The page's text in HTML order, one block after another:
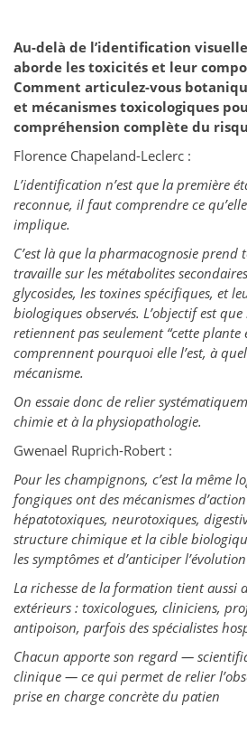
Au-delà de l’identification
aborde les toxicités et leur
Comment articulez-vous
et mécanismes toxicologiques
compréhension complète du
Florence Chapeland-Leclerc :
L’identification n’est que la première
reconnue, il faut comprendre ce
implique.
C’est là que la pharmacognosie prend
travaille sur les métabolites
glycosides, les toxines spécifiques, et
biologiques observés. L’objectif est
retiennent pas seulement “cette plante
comprennent pourquoi elle l’est, à
mécanisme.
On essaie donc de relier
chimie et à la physiopathologie.
Gwenael Ruprich-Robert :
Pour les champignons, c’est la même
fongiques ont des mécanismes
hépatotoxiques, neurotoxiques,
structure chimique et la cible
les symptômes et d’anticiper
La richesse de la formation tient aussi
extérieurs : toxicologues, cliniciens,
antipoison, parfois des spécialistes
Chacun apporte son regard —
clinique — ce qui permet de relier
prise en charge concrète du patien